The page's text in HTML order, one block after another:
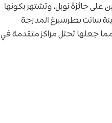
جائزة نوبل، وتشتهر بكونها
موقعها في مدينة سانت بطرسبرغ المدرجة
جعلها تحتل مراكز متقدمة في